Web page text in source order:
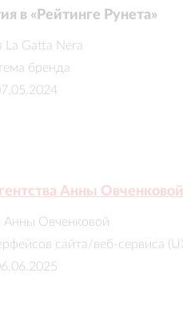
в «Рейтинге Рунета»
La Gatta Nera
бренда
Анны Овченковой
Анны Овченковой
сайта/веб-сервиса